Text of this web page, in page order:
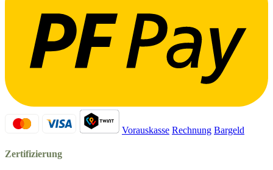
Vorauskasse Rechnung Bargeld
Zertifizierung